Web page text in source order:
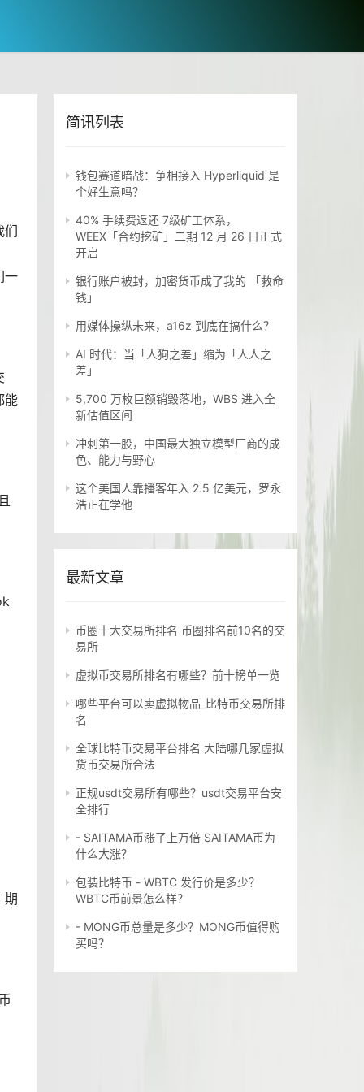
们
一
能
期
简讯列表
钱包赛道暗战：争相接入 Hyperliquid 是
个好生意吗？
40% 手续费返还 7级矿工体系，
WEEX「合约挖矿」二期 12 月 26 日正式
开启
银行账户被封，加密货币成了我的 「救命
钱」
用媒体操纵未来，a16z 到底在搞什么？
AI 时代：当「人狗之差」缩为「人人之
差」
5,700 万枚巨额销毁落地，WBS 进入全
新估值区间
冲刺第一股，中国最大独立模型厂商的成
色、能力与野心
这个美国人靠播客年入 2.5 亿美元，罗永
浩正在学他
最新文章
币圈十大交易所排名 币圈排名前10名的交
易所
虚拟币交易所排名有哪些？前十榜单一览
哪些平台可以卖虚拟物品_比特币交易所排
名
全球比特币交易平台排名 大陆哪几家虚拟
货币交易所合法
正规usdt交易所有哪些？usdt交易平台安
全排行
- SAITAMA币涨了上万倍 SAITAMA币为
什么大涨？
包装比特币 - WBTC 发行价是多少？
WBTC币前景怎么样？
- MONG币总量是多少？MONG币值得购
买吗？